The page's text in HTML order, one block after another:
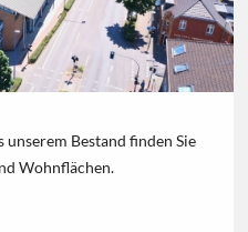
unserem Bestand finden Sie
Wohnflächen.